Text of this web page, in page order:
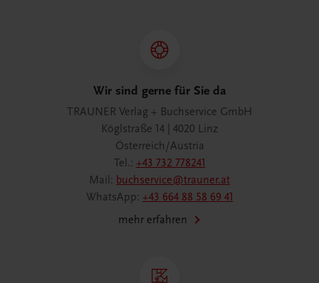
Wir sind gerne für Sie da
TRAUNER Verlag + Buchservice GmbH
Köglstraße 14 | 4020 Linz
Österreich/Austria
Tel.: +43 732 778241
Mail: buchservice@trauner.at
WhatsApp: +43 664 88 58 69 41
mehr erfahren